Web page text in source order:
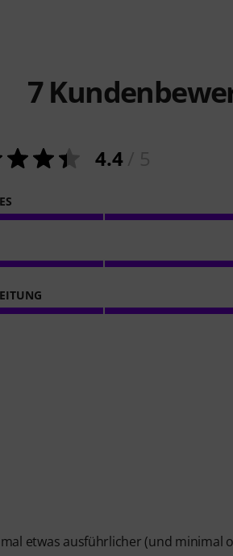
7
4.4/ 5
etwas ausführlicher (und minimal